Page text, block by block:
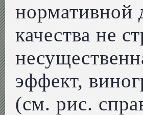
нормативной
качества не
эффект,
(см. рис.